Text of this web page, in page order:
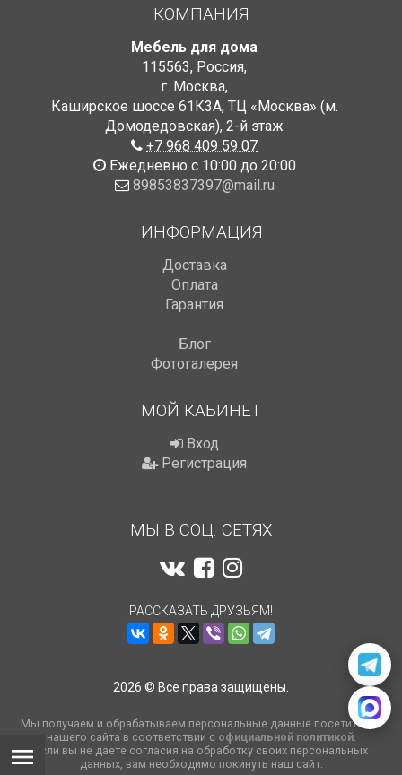
КОМПАНИЯ
Мебель для дома
115563, Россия,
г. Москва,
Каширское шоссе 61К3А, ТЦ «Москва» (м.
Домодедовская), 2-й этаж
+7 968 409 59 07
Ежедневно с 10:00 до 20:00
89853837397@mail.ru
ИНФОРМАЦИЯ
Доставка
Оплата
Гарантия
Блог
Фотогалерея
МОЙ КАБИНЕТ
Вход
Регистрация
МЫ В СОЦ. СЕТЯХ
РАССКАЗАТЬ ДРУЗЬЯМ!
2026 © Все права защищены.
Мы получаем и обрабатываем персональные данные посетителей
нашего сайта в соответствии с официальной политикой.
Если вы не даете согласия на обработку своих персональных
данных, вам необходимо покинуть наш сайт.